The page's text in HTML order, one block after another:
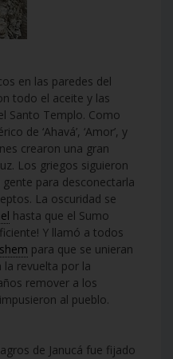
en las paredes del
todo el aceite y las
Santo Templo. Como
de ‘Ahavá’, ‘Amor’, y
crearon una gran
Los griegos siguieron
para desconectarla
La oscuridad se
hasta que el Sumo
Y llamó a todos
para que se unieran
la revuelta por la
remover a los
al pueblo.
de Janucá fue fijado